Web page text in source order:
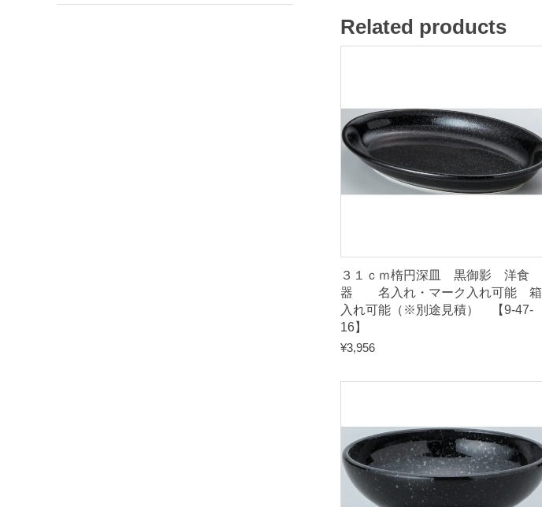
Related products
３１ｃｍ楕円深皿 黒御影 洋食
器 名入れ・マーク入れ可能 箱
入れ可能（※別途見積） 【9-47-
16】
¥3,956